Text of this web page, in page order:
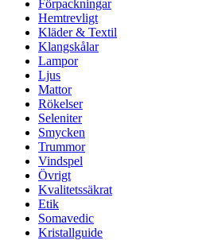
Förpackningar
Hemtrevligt
Kläder & Textil
Klangskålar
Lampor
Ljus
Mattor
Rökelser
Seleniter
Smycken
Trummor
Vindspel
Övrigt
Kvalitetssäkrat
Etik
Somavedic
Kristallguide